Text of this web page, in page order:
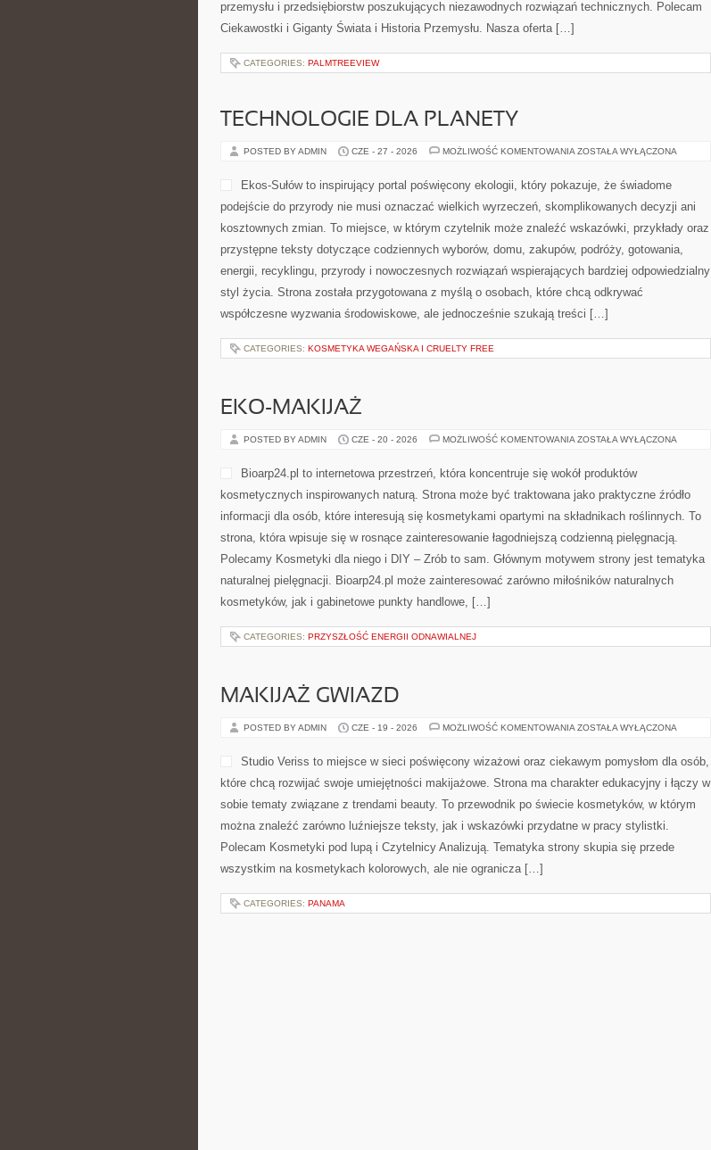
przemysłu i przedsiębiorstw poszukujących niezawodnych rozwiązań technicznych. Polecam
Ciekawostki i Giganty Świata i Historia Przemysłu. Nasza oferta […]
CATEGORIES: PALMTREEVIEW
TECHNOLOGIE DLA PLANETY
POSTED BY ADMIN CZE - 27 - 2026 MOŻLIWOŚĆ KOMENTOWANIA TECHNOLOGIE
ZOSTAŁA WYŁĄCZONA
Ekos-Sułów to inspirujący portal poświęcony ekologii, który pokazuje, że świadome
podejście do przyrody nie musi oznaczać wielkich wyrzeczeń, skomplikowanych decyzji ani
kosztownych zmian. To miejsce, w którym czytelnik może znaleźć wskazówki, przykłady oraz
przystępne teksty dotyczące codziennych wyborów, domu, zakupów, podróży, gotowania,
energii, recyklingu, przyrody i nowoczesnych rozwiązań wspierających bardziej odpowiedzialny
styl życia. Strona została przygotowana z myślą o osobach, które chcą odkrywać
współczesne wyzwania środowiskowe, ale jednocześnie szukają treści […]
CATEGORIES: KOSMETYKA WEGAŃSKA I CRUELTY FREE
EKO-MAKIJAŻ
POSTED BY ADMIN CZE - 20 - 2026 MOŻLIWOŚĆ KOMENTOWANIA EKO-
ZOSTAŁA WYŁĄCZONA
Bioarp24.pl to internetowa przestrzeń, która koncentruje się wokół produktów
kosmetycznych inspirowanych naturą. Strona może być traktowana jako praktyczne źródło
informacji dla osób, które interesują się kosmetykami opartymi na składnikach roślinnych. To
strona, która wpisuje się w rosnące zainteresowanie łagodniejszą codzienną pielęgnacją.
Polecamy Kosmetyki dla niego i DIY – Zrób to sam. Głównym motywem strony jest tematyka
naturalnej pielęgnacji. Bioarp24.pl może zainteresować zarówno miłośników naturalnych
kosmetyków, jak i gabinetowe punkty handlowe, […]
CATEGORIES: PRZYSZŁOŚĆ ENERGII ODNAWIALNEJ
MAKIJAŻ GWIAZD
POSTED BY ADMIN CZE - 19 - 2026 MOŻLIWOŚĆ KOMENTOWANIA MAKIJAŻ
ZOSTAŁA WYŁĄCZONA
Studio Veriss to miejsce w sieci poświęcony wizażowi oraz ciekawym pomysłom dla osób,
które chcą rozwijać swoje umiejętności makijażowe. Strona ma charakter edukacyjny i łączy w
sobie tematy związane z trendami beauty. To przewodnik po świecie kosmetyków, w którym
można znaleźć zarówno luźniejsze teksty, jak i wskazówki przydatne w pracy stylistki.
Polecam Kosmetyki pod lupą i Czytelnicy Analizują. Tematyka strony skupia się przede
wszystkim na kosmetykach kolorowych, ale nie ogranicza […]
CATEGORIES: PANAMA